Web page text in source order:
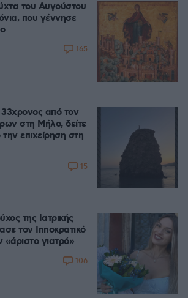
του Αυγούστου
που γέννησε
165
από τον
στη Μήλο, δείτε
επιχείρηση στη
15
της Ιατρικής
τον Ιπποκρατικό
«άριστο γιατρό»
106